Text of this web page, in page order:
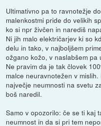
Ultimativno pa to ravnotežje
malenkostmi pride do velikih
ko si npr živčen in narediš
Ni jih malo električarjev ki so
delu in tako, v najboljšem
ožgano kožo, v naslabšem
Ne pravim da je tak človek
malce neuravnotežen v
največje neumnosti na svetu
boš naredil.
Samo v opozorilo: če se ti kaj
neumnost in da si pri tem